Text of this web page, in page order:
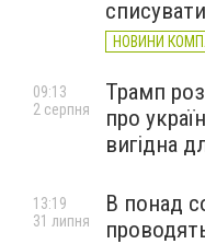
НОВИНИ
Трамп
про
вигідна
09:13
2 серпня
В понад
13:19
31 липня